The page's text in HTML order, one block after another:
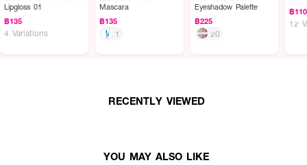
Lipgloss 01
฿135
4 Variations
Mascara
฿135
1
Eyeshadow Palette
฿225
20
฿110
12
RECENTLY VIEWED
YOU MAY ALSO LIKE